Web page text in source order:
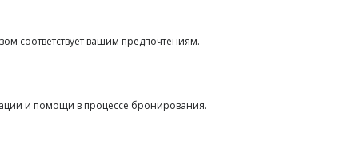
соответствует вашим предпочтениям.
и помощи в процессе бронирования.